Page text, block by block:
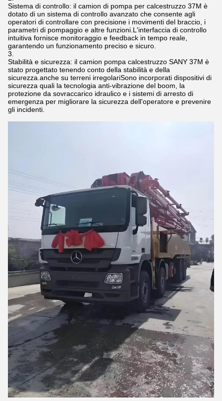
Sistema di controllo: il camion di pompa per calcestruzzo 37M è
dotato di un sistema di controllo avanzato che consente agli
operatori di controllare con precisione i movimenti del braccio, i
parametri di pompaggio e altre funzioni.L'interfaccia di controllo
intuitiva fornisce monitoraggio e feedback in tempo reale,
garantendo un funzionamento preciso e sicuro.
Stabilità e sicurezza: il camion pompa calcestruzzo SANY 37M è
stato progettato tenendo conto della stabilità e della
sicurezza.anche su terreni irregolariSono incorporati dispositivi di
sicurezza quali la tecnologia anti-vibrazione del boom, la
protezione da sovraccarico idraulico e i sistemi di arresto di
emergenza per migliorare la sicurezza dell'operatore e prevenire
gli incidenti.